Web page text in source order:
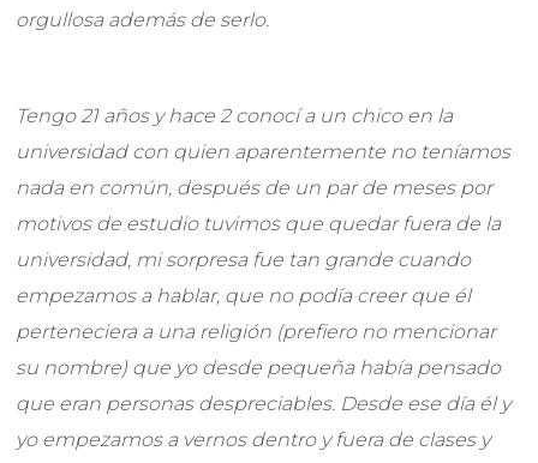
orgullosa ademásde serlo.
Tengo 21 años y hace 2 conocí a un chico en la
universidad con quien aparentemente no teníamos
nada en común, después de un par de meses por
motivos de estudio tuvimos que quedar fuera de la
universidad, mi sorpresa fue tan grande cuando
empezamos a hablar, que no podía creer que él
perteneciera a una religión (prefiero no mencionar
su nombre) que yo desde pequeña había pensado
que eran personas despreciables. Desde ese día él y
yo empezamos a vernos dentro y fuera de clases y